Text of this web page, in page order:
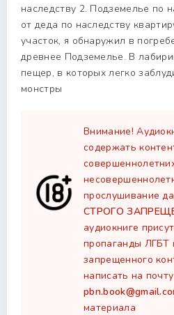
наследству 2. Подземелье по
от деда по наследству
участок, я обнаружил в
древнее Подземелье. В
пещер, в которых легко
монстры
Внимание!
содержать
прослушивание
СТРОГО
аудиокниге
пропаганды ЛГБТ
запрещенного
написать на почту
материала